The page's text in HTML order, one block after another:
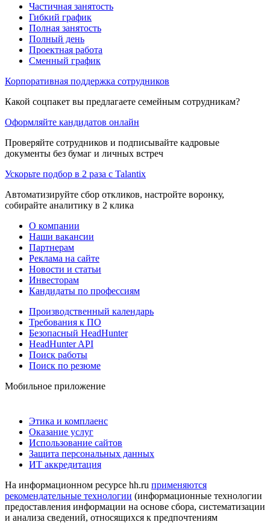
Частичная занятость
Гибкий график
Полная занятость
Полный день
Проектная работа
Сменный график
Корпоративная поддержка сотрудников
Какой соцпакет вы предлагаете семейным сотрудникам?
Оформляйте кандидатов онлайн
Проверяйте сотрудников и подписывайте кадровые
документы без бумаг и личных встреч
Ускорьте подбор в 2 раза с Talantix
Автоматизируйте сбор откликов, настройте воронку,
собирайте аналитику в 2 клика
О компании
Наши вакансии
Партнерам
Реклама на сайте
Новости и статьи
Инвесторам
Кандидаты по профессиям
Производственный календарь
Требования к ПО
Безопасный HeadHunter
HeadHunter API
Поиск работы
Поиск по резюме
Мобильное приложение
Этика и комплаенс
Оказание услуг
Использование сайтов
Защита персональных данных
ИТ аккредитация
На информационном ресурсе hh.ru применяются
рекомендательные технологии (информационные технологии
предоставления информации на основе сбора, систематизации
и анализа сведений, относящихся к предпочтениям